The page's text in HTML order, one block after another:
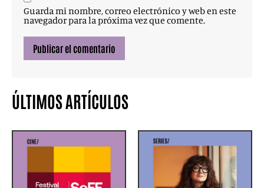
Guarda mi nombre, correo electrónico y web en este
navegador para la próxima vez que comente.
ÚLTIMOS ARTÍCULOS